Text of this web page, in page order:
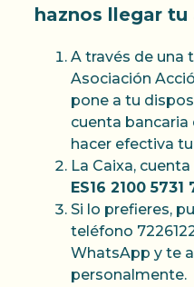
haznos llegar tu
A través de una
Asociación
pone a tu
cuenta
hacer efectiva
La Caixa,
ES16 2100
Si lo prefieres,
teléfono
WhatsApp y te
personalmente.